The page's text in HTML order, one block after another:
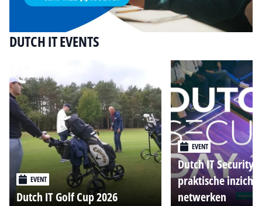
DUTCH IT EVENTS
EVENT
Dutch IT Golf Cup 2026
EVENT
Dutch IT Security
praktische
netwerken